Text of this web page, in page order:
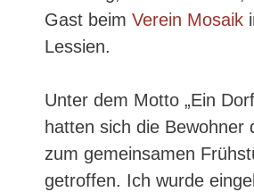
Gast beim Verein Mosaik
Lessien.
Unter dem Motto „Ein
hatten sich die Bewohner
zum gemeinsamen
getroffen. Ich wurde